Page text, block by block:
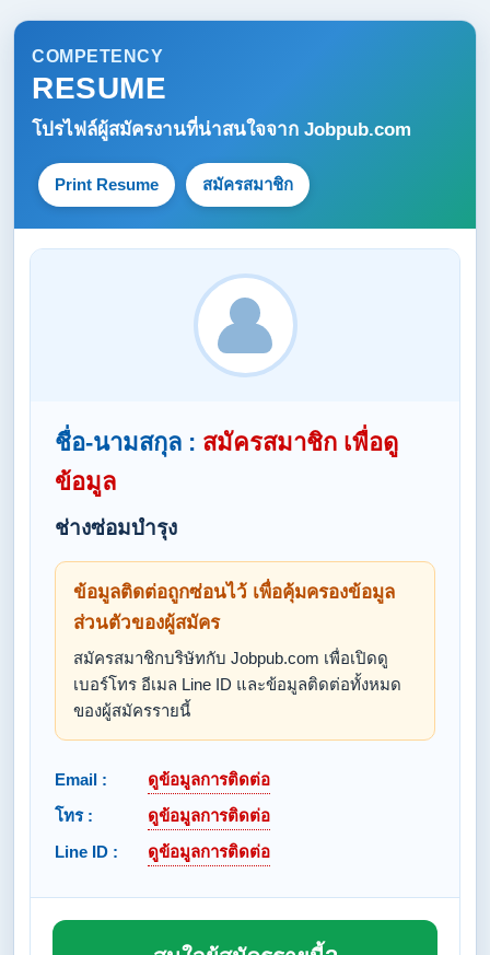
COMPETENCY
RESUME
โปรไฟล์ผู้สมัครงานที่น่าสนใจจาก Jobpub.com
Print Resume สมัครสมาชิก
ชื่อ-นามสกุล : สมัครสมาชิก เพื่อดู
ข้อมูล
ช่างซ่อมบำรุง
ข้อมูลติดต่อถูกซ่อนไว้ เพื่อคุ้มครองข้อมูล
ส่วนตัวของผู้สมัคร
สมัครสมาชิกบริษัทกับ Jobpub.com เพื่อเปิดดู
เบอร์โทร อีเมล Line ID และข้อมูลติดต่อทั้งหมด
ของผู้สมัครรายนี้
Email :
ดูข้อมูลการติดต่อ
โทร :
ดูข้อมูลการติดต่อ
Line ID :
ดูข้อมูลการติดต่อ